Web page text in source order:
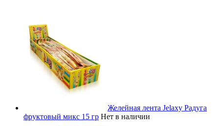
Желейная лента Jelaxy Радуга
фруктовый микс 15 гр Нет в наличии